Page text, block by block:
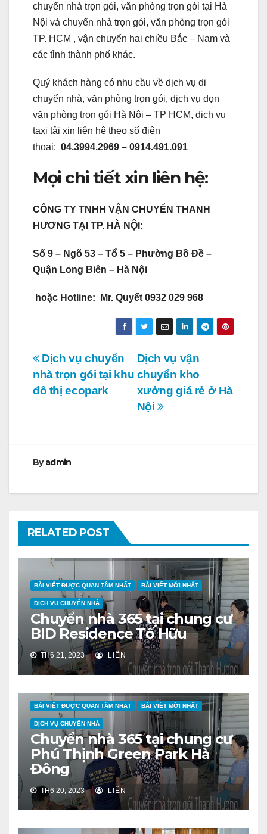
chuyển nhà trọn gói, văn phòng trọn gói tại Hà
Nội và chuyển nhà trọn gói, văn phòng trọn gói
TP. HCM , vận chuyển hai chiều Bắc – Nam và
các tỉnh thành phố khác.
Quý khách hàng có nhu cầu về dịch vụ di
chuyển nhà, văn phòng trọn gói, dịch vụ dọn
văn phòng trọn gói Hà Nội – TP HCM, dịch vụ
taxi tải xin liên hệ theo số điện
thoại: 04.3994.2969 – 0914.491.091
Mọi chi tiết xin liên hệ:
CÔNG TY TNHH VẬN CHUYỂN THANH
HƯƠNG TẠI TP. HÀ NỘI:
Số 9 – Ngõ 53 – Tổ 5 – Phường Bồ Đề –
Quận Long Biên – Hà Nội
hoặc Hotline: Mr. Quyết 0932 029 968
Điều
hướng
Dịch vụ vận
chuyển kho
xưởng giá rẻ ở Hà
Nội
Dịch vụ chuyển
nhà trọn gói tại khu
đô thị ecopark
Byadmin
RELATED POST
BÀI VIẾT ĐƯỢC QUAN TÂM NHẤT BÀI VIẾT MỚI NHẤT
DỊCH VỤ CHUYỂN NHÀ
Chuyển nhà 365 tại chung cư
BID Residence Tố Hữu
TH6 21, 2023 LIÊN
BÀI VIẾT ĐƯỢC QUAN TÂM NHẤT BÀI VIẾT MỚI NHẤT
DỊCH VỤ CHUYỂN NHÀ
Chuyển nhà 365 tại chung cư
Phú Thịnh Green Park Hà
Đông
TH6 20, 2023 LIÊN